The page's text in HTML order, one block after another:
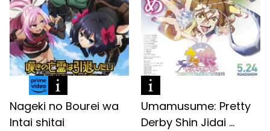
Nageki no Bourei wa
Intai shitai
Umamusume: Pretty
Derby Shin Jidai ...